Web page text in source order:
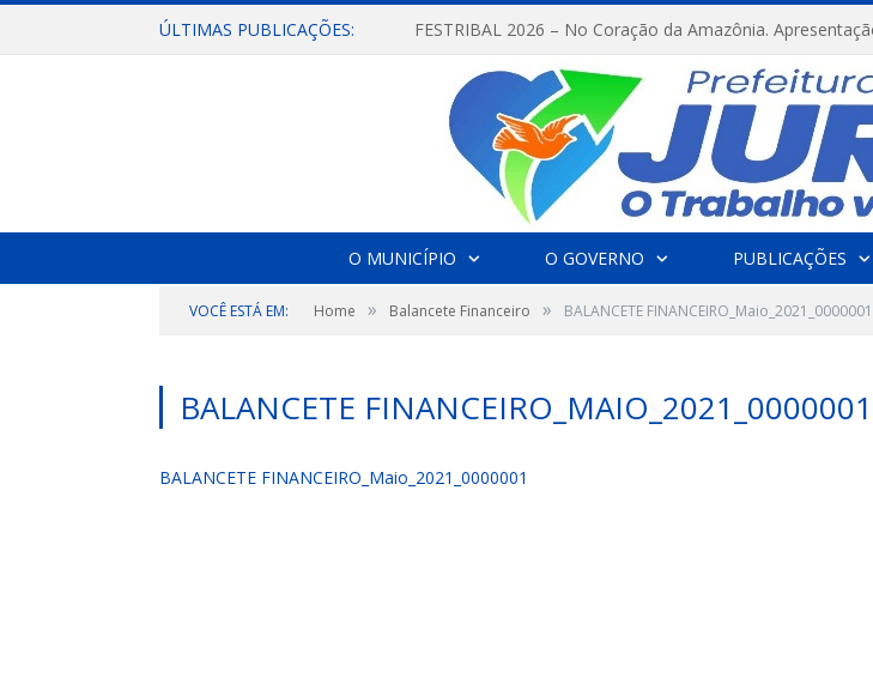
ÚLTIMAS PUBLICAÇÕES:
O MUNICÍPIO O GOVERNO PUBLICAÇÕES
VOCÊ ESTÁ EM: Home » Balancete Financeiro » BALANCETE FINANCEIRO_Maio_2021_0000001
BALANCETE FINANCEIRO_MAIO_2021_0000001
BALANCETE FINANCEIRO_Maio_2021_0000001